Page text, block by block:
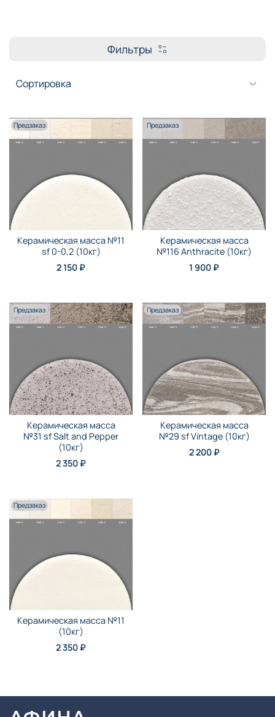
Фильтры
Предзаказ
Керамическая масса №11
sf 0-0,2 (10кг)
2 150 ₽
Предзаказ
Керамическая масса
№116 Anthraсite (10кг)
1 900 ₽
Предзаказ
Керамическая масса
№31 sf Salt and Pepper
(10кг)
2 350 ₽
Предзаказ
Керамическая масса
№29 sf Vintage (10кг)
2 200 ₽
Предзаказ
Керамическая масса №11
(10кг)
2 350 ₽